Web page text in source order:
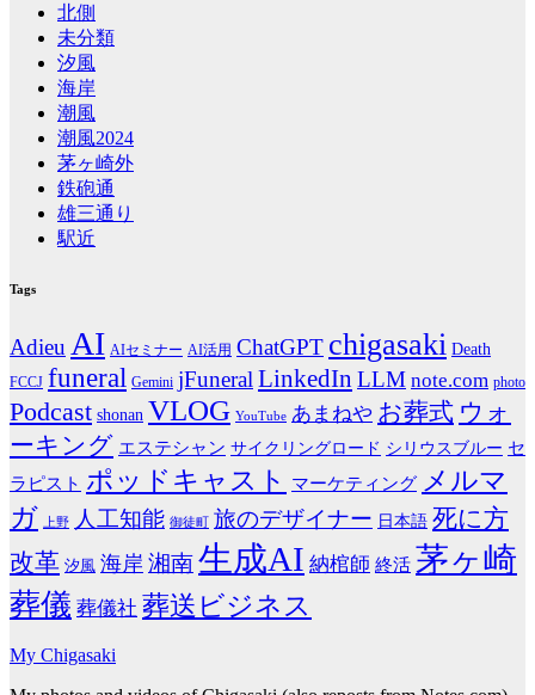
北側
未分類
汐風
海岸
潮風
潮風2024
茅ヶ崎外
鉄砲通
雄三通り
駅近
Tags
Adieu AI AIセミナー AI活用 ChatGPT chigasaki Death
FCCJ funeral Gemini jFuneralLinkedIn LLM note.com photo
Podcast shonan VLOG YouTube あまねや お葬式 ウォ
ーキング エステシャン サイクリングロード シリウスブルー セ
ラピスト ポッドキャスト マーケティング メルマ
ガ 上野 人工知能 御徒町 旅のデザイナー 日本語 死に方
改革 汐風 海岸 湘南生成AI 納棺師 終活 茅ヶ崎
葬儀 葬儀社 葬送ビジネス
My Chigasaki